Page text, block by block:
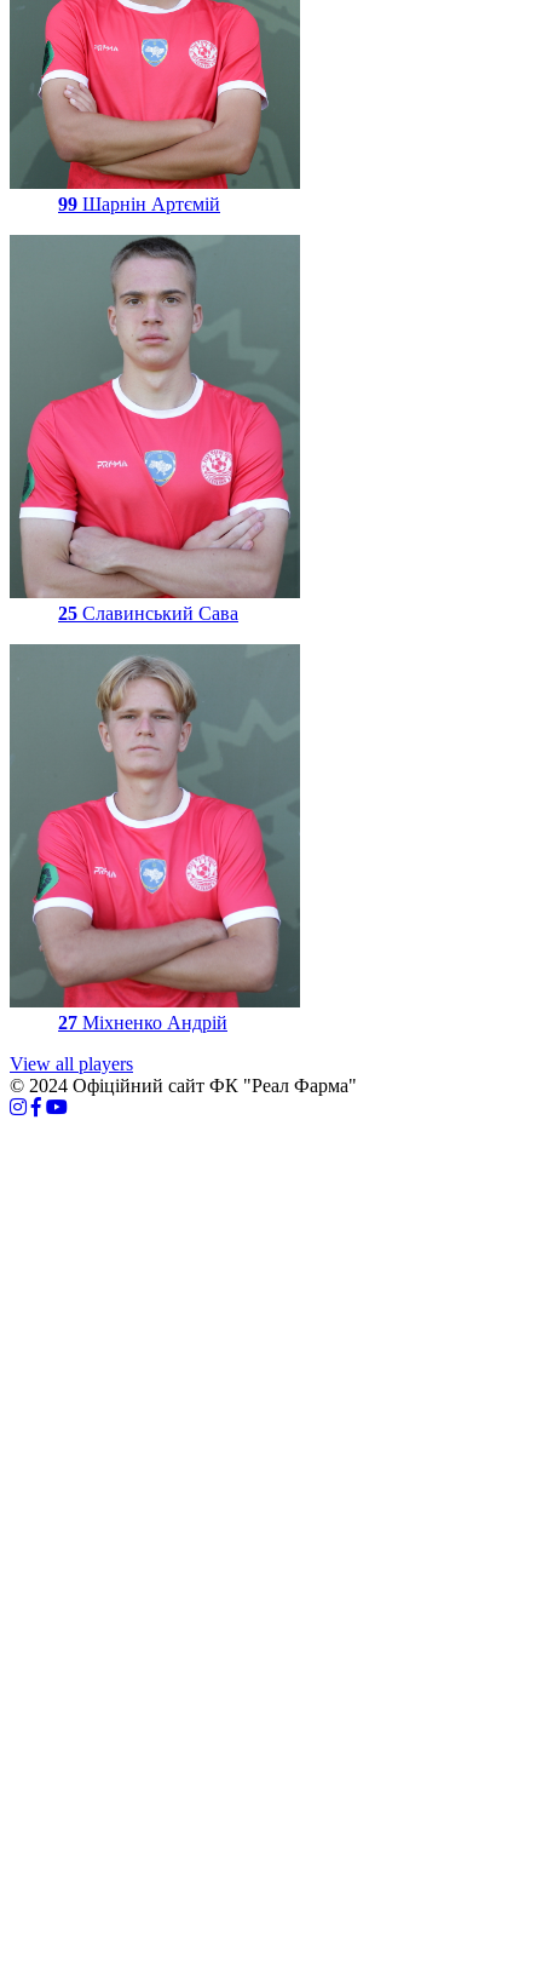
99 Шарнін Артємій
25 Славинський Сава
27 Міхненко Андрій
View all players
© 2024 Офіційний сайт ФК "Реал Фарма"